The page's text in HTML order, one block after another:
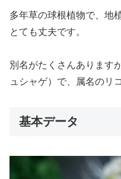
多年草の球根植物で、地
とても丈夫です。
別名がたくさんあります
ュシャゲ）で、属名のリ
基本データ